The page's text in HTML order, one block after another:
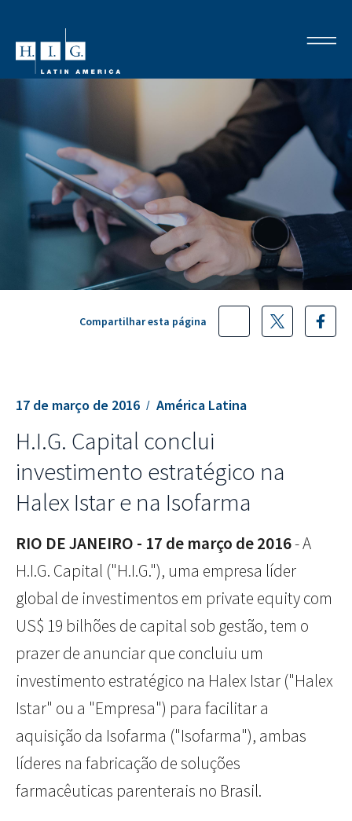
17 de março de 2016 América Latina
Compartilhar esta página
H.I.G. Capital conclui
investimento estratégico na
Halex Istar e na Isofarma
RIO DE JANEIRO - 17 de março de 2016- A
H.I.G. Capital ("H.I.G."), uma empresa líder
global de investimentos em private equity com
US$ 19 bilhões de capital sob gestão, tem o
prazer de anunciar que concluiu um
investimento estratégico na Halex Istar ("Halex
Istar" ou a "Empresa") para facilitar a
aquisição da Isofarma ("Isofarma"), ambas
líderes na fabricação de soluções
farmacêuticas parenterais no Brasil.